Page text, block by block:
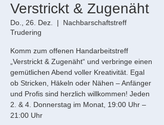
Verstrickt & Zugenäht
Do., 26. Dez.
  |
Nachbarschaftstreff
Trudering
Komm zum offenen Handarbeitstreff
„Verstrickt & Zugenäht“ und verbringe einen
gemütlichen Abend voller Kreativität. Egal
ob Stricken, Häkeln oder Nähen – Anfänger
und Profis sind herzlich willkommen! Jeden
2. & 4. Donnerstag im Monat, 19:00 Uhr –
21:00 Uhr